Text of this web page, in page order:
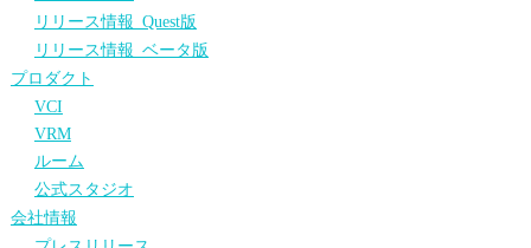
リリース情報_Quest版
リリース情報_ベータ版
プロダクト
VCI
VRM
ルーム
公式スタジオ
会社情報